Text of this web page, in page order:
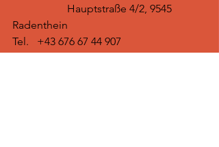
Radenthein
Tel.   +43 676 67 44 907